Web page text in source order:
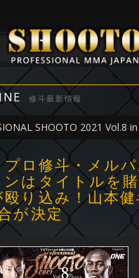
修斗最新情報
SHOOTO 2021 Vol.8
ロ修斗・メル
はタイトルを
殴り込み！山本
が決定